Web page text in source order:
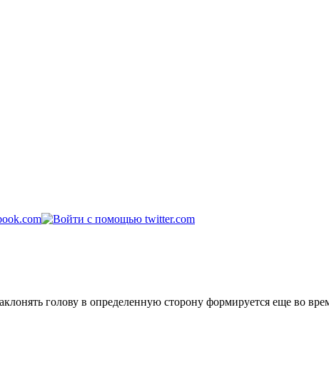
голову в определенную сторону формируется еще во